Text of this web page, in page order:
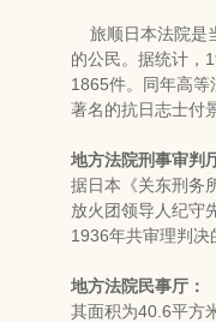
旅顺日本法院是
的公民。据统计，
1865件。同年高
著名的抗日志士付
地方法院刑事审判
据日本《关东刑务
放火团领导人纪守
1936年共审理判决
地方法院民事厅：
其面积为40.6平方